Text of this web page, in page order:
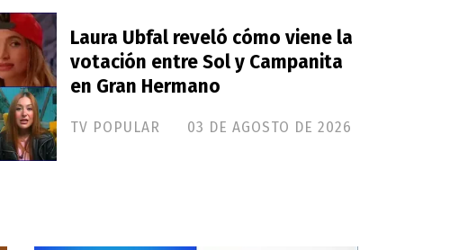
Laura Ubfal reveló cómo viene la
votación entre Sol y Campanita
en Gran Hermano
TV POPULAR 03 DE AGOSTO DE 2026